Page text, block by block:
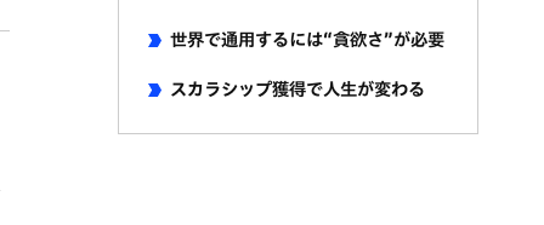
世界で通用するには“貪欲さ”が必要
スカラシップ獲得で人生が変わる